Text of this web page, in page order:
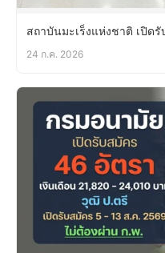
สถาบันมะเร็งแห่งชาติ เปิด
24 ก.ค. 2026